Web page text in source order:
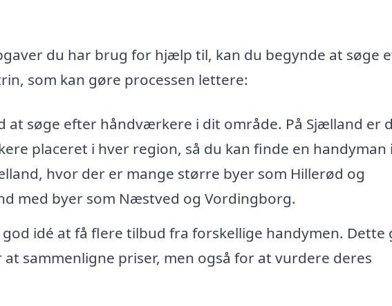
du har brug for hjælp til, kan du begynde at søge
som kan gøre processen lettere:
at søge efter håndværkere i dit område. På Sjælland er
placeret i hver region, så du kan finde en handyman
hvor der er mange større byer som Hillerød og
med byer som Næstved og Vordingborg.
god idé at få flere tilbud fra forskellige handymen. Dette
sammenligne priser, men også for at vurdere deres